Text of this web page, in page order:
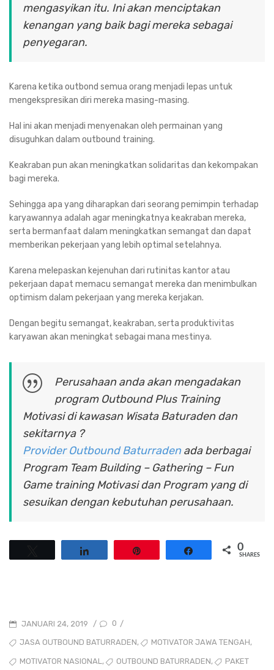
mengasyikan itu. Ini akan menciptakan
kenangan yang baik bagi mereka sebagai
penyegaran.
Karena ketika outbond semua orang menjadi lepas untuk
mengekspresikan diri mereka masing-masing.
Hal ini akan menjadi menyenakan oleh permainan yang
disuguhkan dalam outbound training.
Keakraban pun akan meningkatkan solidaritas dan kekompakan
bagi mereka.
Sehingga apa yang diharapkan dari seorang pemimpin terhadap
karyawannya adalah agar meningkatnya keakraban mereka,
serta bermanfaat dalam meningkatkan semangat dan dapat
memberikan pekerjaan yang lebih optimal setelahnya.
Karena melepaskan kejenuhan dari rutinitas kantor atau
pekerjaan dapat memacu semangat mereka dan menimbulkan
optimism dalam pekerjaan yang mereka kerjakan.
Dengan begitu semangat, keakraban, serta produktivitas
karyawan akan meningkat sebagai mana mestinya.
Perusahaan anda akan mengadakan
program Outbound Plus Training
Motivasi di kawasan Wisata Baturaden dan
sekitarnya ?
Provider Outbound Baturradenada berbagai
Program Team Building – Gathering – Fun
Game training Motivasi dan Program yang di
sesuikan dengan kebutuhan perusahaan.
Share 0
SHARES
POSTED
ON
JANUARI 24, 2019 / 0 /
TAGSJASA OUTBOUND BATURRADEN, MOTIVATOR JAWA TENGAH,
MOTIVATOR NASIONAL, OUTBOUND BATURRADEN, PAKET